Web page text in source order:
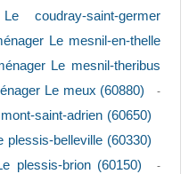
coudray-saint-germer
Le mesnil-en-thelle
Le mesnil-theribus
Le meux (60880) -
saint-adrien (60650)
plessis-belleville (60330)
plessis-brion (60150) -